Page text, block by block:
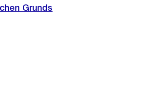
Grunds